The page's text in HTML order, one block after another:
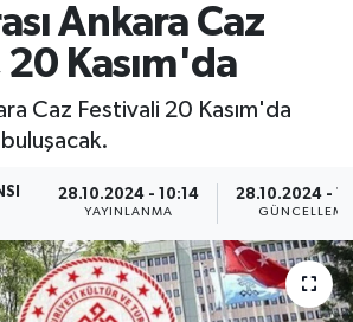
Ankara Caz
Kasım'da
Caz Festivali 20 Kasım'da
28.10.2024 - 10:14
YAYINLANMA
28.10.2024 -
GÜNCELLEME